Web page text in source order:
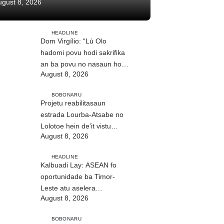
8, 2026
HEADLINE
Dom Virgílio: “Lú Olo
hadomi povu hodi sakrifika
an ba povu no nasaun ho
fuan”
August 8, 2026
BOBONARU
Projetu reabilitasaun
estrada Lourba-Atsabe no
Lolotoe hein de’it vistu
tribunál
August 8, 2026
HEADLINE
Kalbuadi Lay: ASEAN fo
oportunidade ba Timor-
Leste atu aselera
transformasaun ekonómika
August 8, 2026
BOBONARU